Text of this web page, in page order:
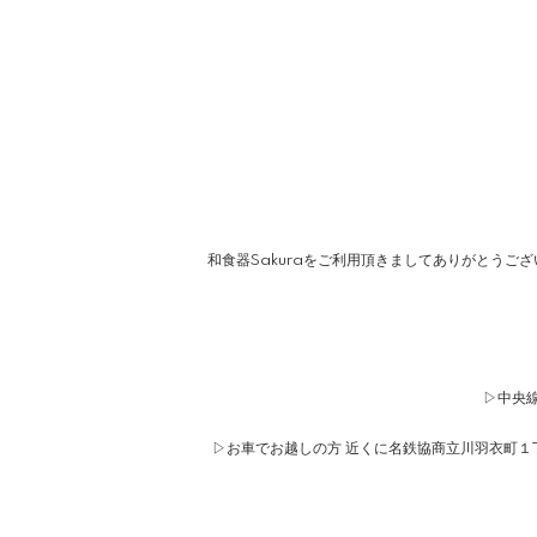
和食器Sakuraをご利用頂きましてありがとうござ
▷中央
▷お車でお越しの方 近くに名鉄協商立川羽衣町